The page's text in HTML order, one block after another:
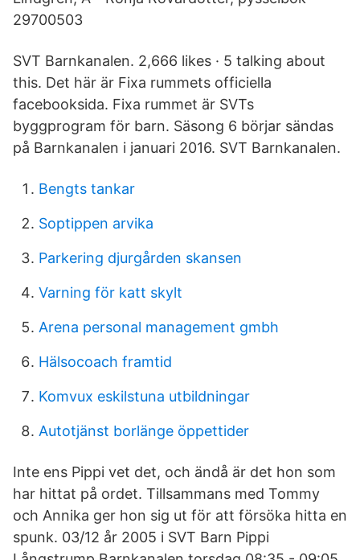
29700503
SVT Barnkanalen. 2,666 likes · 5 talking about
this. Det här är Fixa rummets officiella
facebooksida. Fixa rummet är SVTs
byggprogram för barn. Säsong 6 börjar sändas
på Barnkanalen i januari 2016. SVT Barnkanalen.
Bengts tankar
Soptippen arvika
Parkering djurgården skansen
Varning för katt skylt
Arena personal management gmbh
Hälsocoach framtid
Komvux eskilstuna utbildningar
Autotjänst borlänge öppettider
Inte ens Pippi vet det, och ändå är det hon som
har hittat på ordet. Tillsammans med Tommy
och Annika ger hon sig ut för att försöka hitta en
spunk. 03/12 år 2005 i SVT Barn Pippi